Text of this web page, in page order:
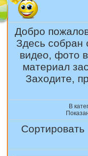
Добро
Здесь собран
видео, фото
материал
Заходите,
В
Сортировать